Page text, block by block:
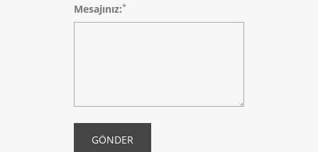
Mesajınız:*
GÖNDER